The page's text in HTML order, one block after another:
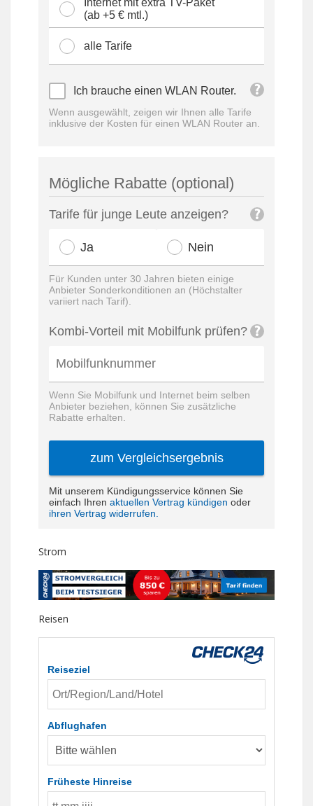
Strom
Reisen
Reiseziel
Abflughafen
Früheste Hinreise